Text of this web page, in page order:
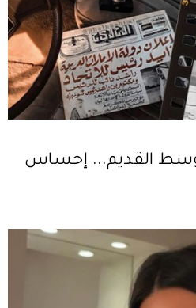
القديم... إحساس